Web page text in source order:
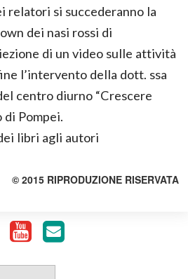
si succederanno la
dei nasi rossi di
di un video sulle attività
l’intervento della dott. ssa
centro diurno “Crescere
di Pompei.
libri agli autori
© 2015 RIPRODUZIONE RISERVATA